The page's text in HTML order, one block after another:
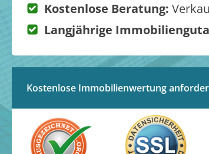
Kostenlose Beratung:
Langjährige
Kostenlose Immobilienwertung